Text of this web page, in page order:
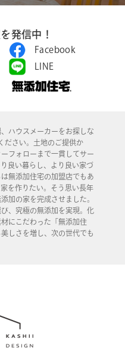
発信中！
Facebook
LINE
ハウスメーカーをお探しな
ださい。土地のご提供か
フォローまで一貫してサー
良い暮らし、より良い家づ
無添加住宅の加盟店でもあ
を作りたい。そう思い長年
加の家を完成させました。
、究極の無添加を実現。化
にこだわった「無添加住
しさを増し、次の世代でも